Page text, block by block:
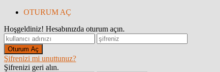
OTURUM AÇ
Hoşgeldiniz! Hesabınızda oturum açın.
Şifrenizi mi unuttunuz?
Şifrenizi geri alın.